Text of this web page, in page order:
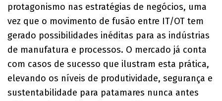
protagonismo nas estratégias de negócios, uma
vez que o movimento de fusão entre IT/OT tem
gerado possibilidades inéditas para as indústrias
de manufatura e processos. O mercado já conta
com casos de sucesso que ilustram esta prática,
elevando os níveis de produtividade, segurança e
sustentabilidade para patamares nunca antes